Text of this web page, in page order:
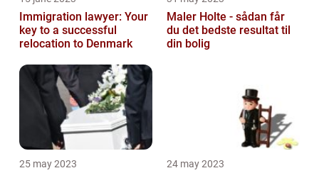
Immigration lawyer: Your
key to a successful
relocation to Denmark
Maler Holte - sådan får
du det bedste resultat til
din bolig
25 may 2023 24 may 2023